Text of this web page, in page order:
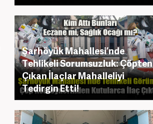
Şarhöyük Mahallesi’nde
Tehlikeli Sorumsuzluk: Çöpten
Çıkan İlaçlar Mahalleliyi
Tedirgin Etti!